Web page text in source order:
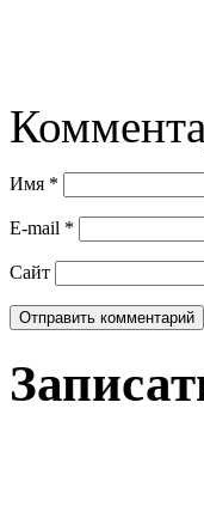
Имя *
E-mail *
Сайт